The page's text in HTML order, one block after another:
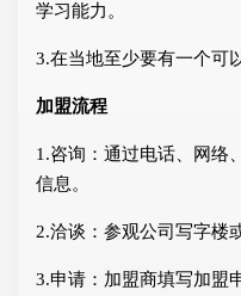
学习能力。
3.在当地至少要有一个可
加盟流程
1.咨询：通过电话、网络
信息。
2.洽谈：参观公司写字楼
3.申请：加盟商填写加盟